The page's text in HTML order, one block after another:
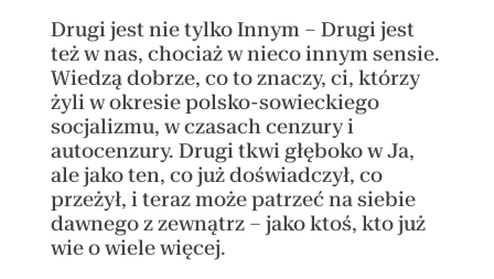
Drugi jest nie tylko Innym – Drugi jest
też w nas, chociaż w nieco innym sensie.
Wiedzą dobrze, co to znaczy, ci, którzy
żyli w okresie polsko-sowieckiego
socjalizmu, w czasach cenzury i
autocenzury. Drugi tkwi głęboko w Ja,
ale jako ten, co już doświadczył, co
przeżył, i teraz może patrzeć na siebie
dawnego z zewnątrz – jako ktoś, kto już
wie o wiele więcej.